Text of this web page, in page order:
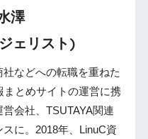
澤
ェリスト)
などへの転職を重ねた
とめサイトの運営に携
会社、TSUTAYA関連
に。2018年、LinuC資